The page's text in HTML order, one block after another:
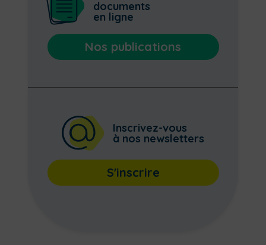
documents
en ligne
Nos publications
Inscrivez-vous
à nos newsletters
S'inscrire